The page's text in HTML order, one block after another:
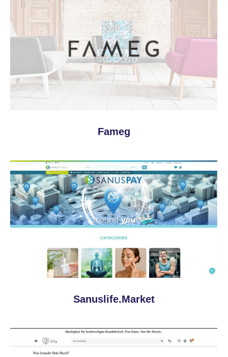
Fameg
Sanuslife.Market